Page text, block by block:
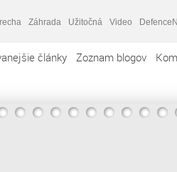
Záhrada Užitočná Video
články Zoznam blogov